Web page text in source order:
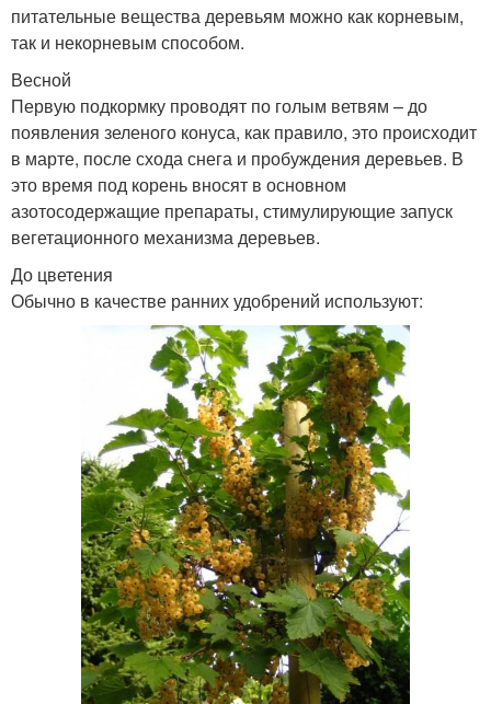
питательные вещества деревьям можно как корневым,
так и некорневым способом.
Весной
Первую подкормку проводят по голым ветвям – до
появления зеленого конуса, как правило, это происходит
в марте, после схода снега и пробуждения деревьев. В
это время под корень вносят в основном
азотосодержащие препараты, стимулирующие запуск
вегетационного механизма деревьев.
До цветения
Обычно в качестве ранних удобрений используют: